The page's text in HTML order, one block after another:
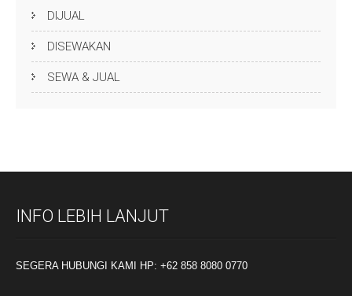
DIJUAL
DISEWAKAN
SEWA & JUAL
INFO LEBIH LANJUT
SEGERA HUBUNGI KAMI HP: +62 858 8080 0770